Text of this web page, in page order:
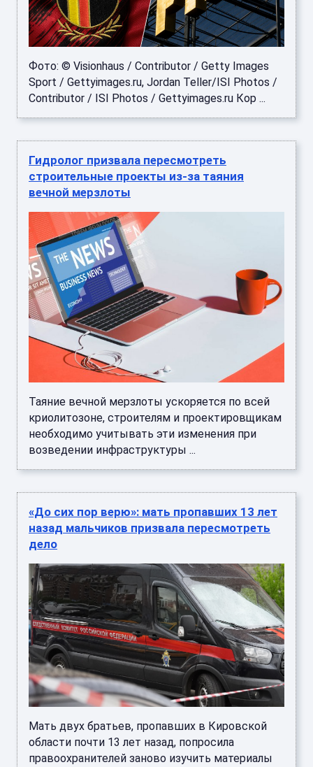
Фото: © Visionhaus / Contributor / Getty Images
Sport / Gettyimages.ru, Jordan Teller/ISI Photos /
Contributor / ISI Photos / Gettyimages.ru Кор ...
Гидролог призвала пересмотреть
строительные проекты из-за таяния
вечной мерзлоты
Таяние вечной мерзлоты ускоряется по всей
криолитозоне, строителям и проектировщикам
необходимо учитывать эти изменения при
возведении инфраструктуры ...
«До сих пор верю»: мать пропавших 13 лет
назад мальчиков призвала пересмотреть
дело
Мать двух братьев, пропавших в Кировской
области почти 13 лет назад, попросила
правоохранителей заново изучить материалы